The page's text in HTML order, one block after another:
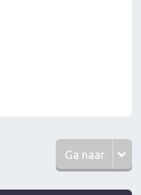
Ga naar